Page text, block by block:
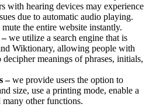
with hearing devices may experience
due to automatic audio playing.
the entire website instantly.
we utilize a search engine that is
Wiktionary, allowing people with
meanings of phrases, initials,
–we provide users the option to
size, use a printing mode, enable a
other functions.